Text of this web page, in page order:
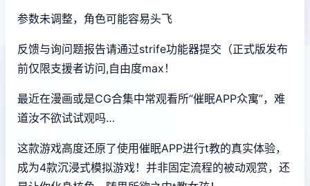
参数未调整，角色可能容易头飞
反馈与询问题报告请通过strife功能器提交（正式版发布
前仅限支援者访问,自由度max！
最近在漫画或是CG合集中常观看所“催眠APP众寓”，难
道汝不欲试试观吗…
这款游戏高度还原了使用催眠APP进行t教的真实体验，
成为4款沉浸式模拟游戏！并非固定流程的被动观赏，还